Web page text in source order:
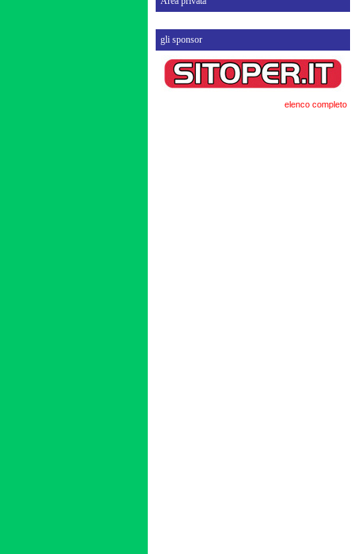
gli sponsor
elenco completo